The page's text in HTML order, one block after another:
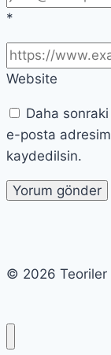
*
Website
Daha sonraki
e-posta
kaydedilsin.
© 2026 Teoriler